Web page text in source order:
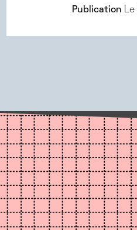
PublicationLe